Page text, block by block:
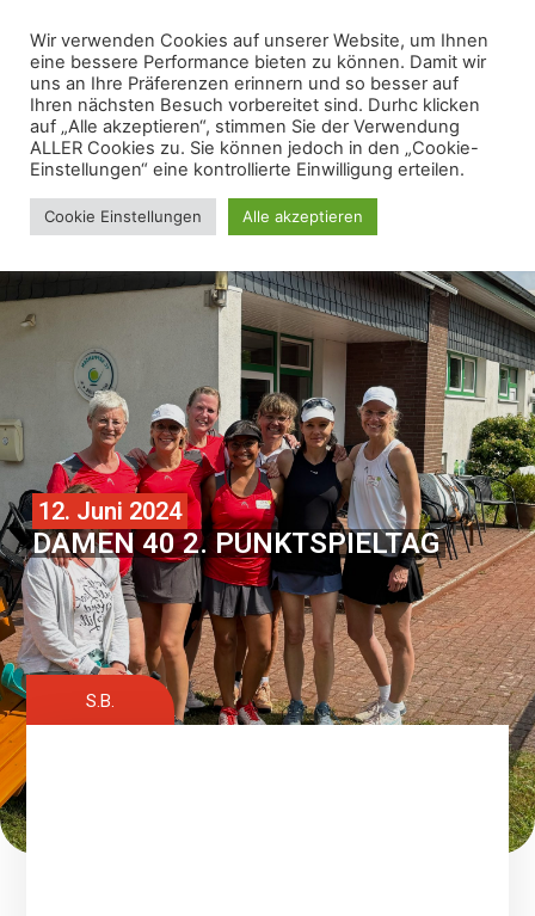
12. Juni 2024
DAMEN 40 2. PUNKTSPIELTAG
S.B.
Wir verwenden Cookies auf unserer Website, um Ihnen
eine bessere Performance bieten zu können. Damit wir
uns an Ihre Präferenzen erinnern und so besser auf
Ihren nächsten Besuch vorbereitet sind. Durhc klicken
auf „Alle akzeptieren“, stimmen Sie der Verwendung
ALLER Cookies zu. Sie können jedoch in den „Cookie-
Einstellungen“ eine kontrollierte Einwilligung erteilen.
Cookie Einstellungen Alle akzeptieren